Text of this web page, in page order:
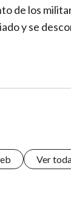
de los
y se
Ver